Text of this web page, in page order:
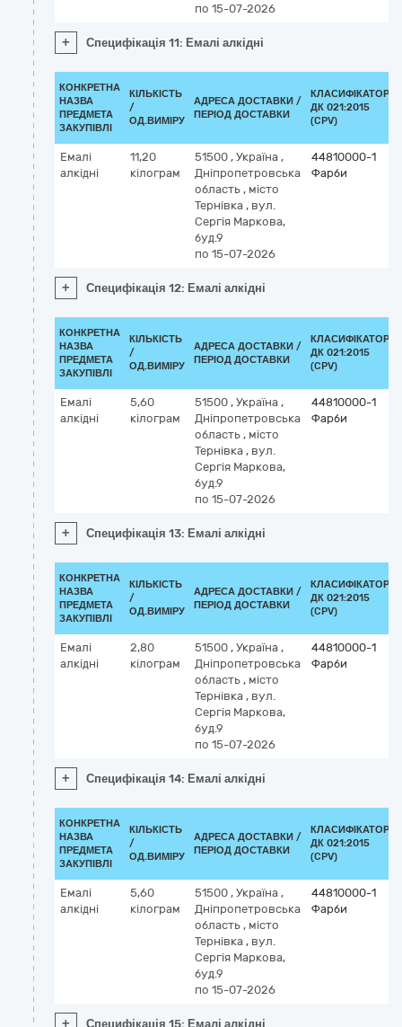
по 15-07-2026
+ Специфікація 11: Емалі алкідні
КОНКРЕТНА
НАЗВА
ПРЕДМЕТА
ЗАКУПІВЛІ
КІЛЬКІСТЬ
/
ОД.ВИМІРУ
АДРЕСА ДОСТАВКИ /
ПЕРІОД ДОСТАВКИ
КЛАСИФІКАТОР
ДК 021:2015
(CPV)
Емалі
алкідні
11,20
кілограм
51500 , Україна ,
Дніпропетровська
область , місто
Тернівка , вул.
Сергія Маркова,
буд.9
по 15-07-2026
44810000-1
Фарби
+ Специфікація 12: Емалі алкідні
КОНКРЕТНА
НАЗВА
ПРЕДМЕТА
ЗАКУПІВЛІ
КІЛЬКІСТЬ
/
ОД.ВИМІРУ
АДРЕСА ДОСТАВКИ /
ПЕРІОД ДОСТАВКИ
КЛАСИФІКАТОР
ДК 021:2015
(CPV)
Емалі
алкідні
5,60
кілограм
51500 , Україна ,
Дніпропетровська
область , місто
Тернівка , вул.
Сергія Маркова,
буд.9
по 15-07-2026
44810000-1
Фарби
+ Специфікація 13: Емалі алкідні
КОНКРЕТНА
НАЗВА
ПРЕДМЕТА
ЗАКУПІВЛІ
КІЛЬКІСТЬ
/
ОД.ВИМІРУ
АДРЕСА ДОСТАВКИ /
ПЕРІОД ДОСТАВКИ
КЛАСИФІКАТОР
ДК 021:2015
(CPV)
Емалі
алкідні
2,80
кілограм
51500 , Україна ,
Дніпропетровська
область , місто
Тернівка , вул.
Сергія Маркова,
буд.9
по 15-07-2026
44810000-1
Фарби
+ Специфікація 14: Емалі алкідні
КОНКРЕТНА
НАЗВА
ПРЕДМЕТА
ЗАКУПІВЛІ
КІЛЬКІСТЬ
/
ОД.ВИМІРУ
АДРЕСА ДОСТАВКИ /
ПЕРІОД ДОСТАВКИ
КЛАСИФІКАТОР
ДК 021:2015
(CPV)
Емалі
алкідні
5,60
кілограм
51500 , Україна ,
Дніпропетровська
область , місто
Тернівка , вул.
Сергія Маркова,
буд.9
по 15-07-2026
44810000-1
Фарби
+ Специфікація 15: Емалі алкідні